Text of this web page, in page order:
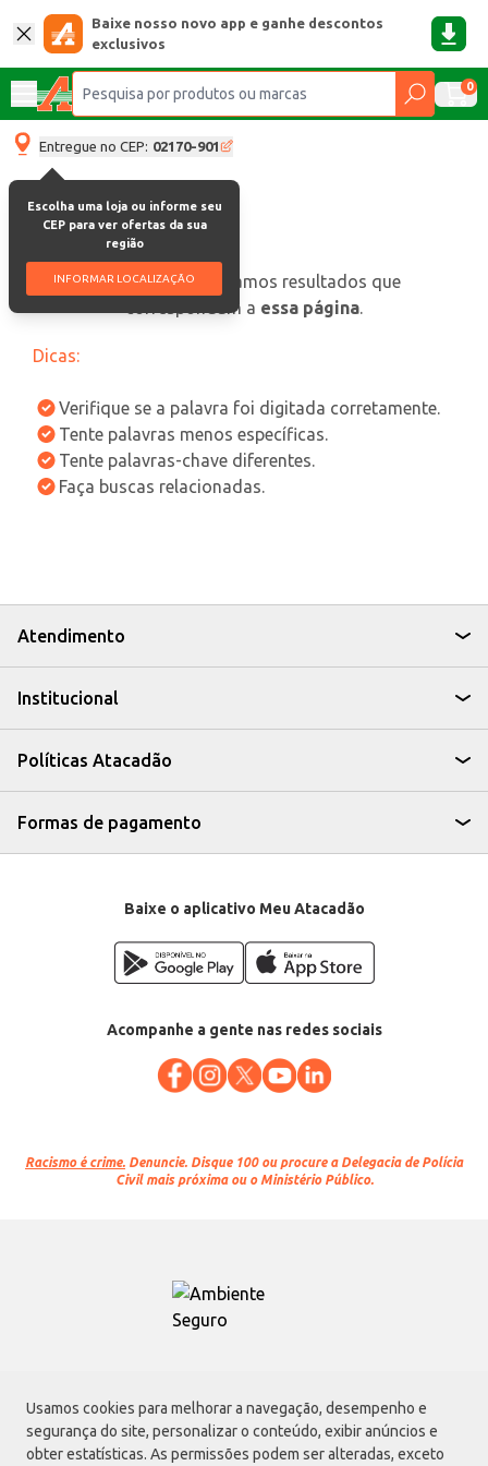
Usamos cookies para melhorar a navegação, desempenho e
segurança do site, personalizar o conteúdo, exibir anúncios e
obter estatísticas. As permissões podem ser alteradas, exceto
Baixe nosso novo app e ganhe descontos
exclusivos
0
Entregue no CEP: 02170-901
Escolha uma loja ou informe seu
CEP para ver ofertas da sua
região
INFORMAR LOCALIZAÇÃO
oops, não encontramos resultados que
correspondam a essa página.
Dicas:
Verifique se a palavra foi digitada corretamente.
Tente palavras menos específicas.
Tente palavras-chave diferentes.
Faça buscas relacionadas.
Atendimento
Institucional
Políticas Atacadão
Formas de pagamento
Baixe o aplicativo Meu Atacadão
Acompanhe a gente nas redes sociais
Racismo é crime. Denuncie. Disque 100 ou procure a Delegacia de Polícia
Civil mais próxima ou o Ministério Público.
Atacadão S.A.
Avenida Morvan Dias de Figueiredo, 6169, Vila Maria, São Paulo - SP | CEP
02170-901 | CNPJ: 75.315.333/0001-09